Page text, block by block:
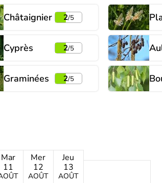
Châtaignier 2/5
Cyprès 2/5
Graminées 2/5
Mar
11
Mer
12
AOÛT
Jeu
13
AOÛT